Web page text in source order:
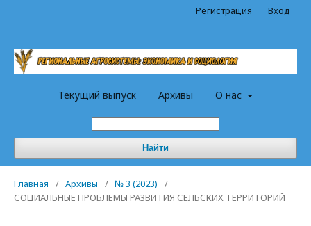
Текущий выпуск Архивы О нас
Найти
Регистрация Вход
Главная / Архивы / № 3 (2023)
/
СОЦИАЛЬНЫЕ ПРОБЛЕМЫ РАЗВИТИЯ СЕЛЬСКИХ ТЕРРИТОРИЙ